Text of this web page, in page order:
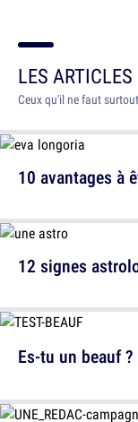
LES ARTICLES
Ceux qu'il ne faut
10 avantages à
12 signes
Es-tu un beauf ?